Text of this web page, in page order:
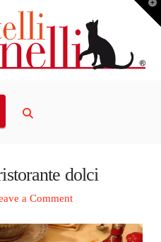
dolci
a Comment